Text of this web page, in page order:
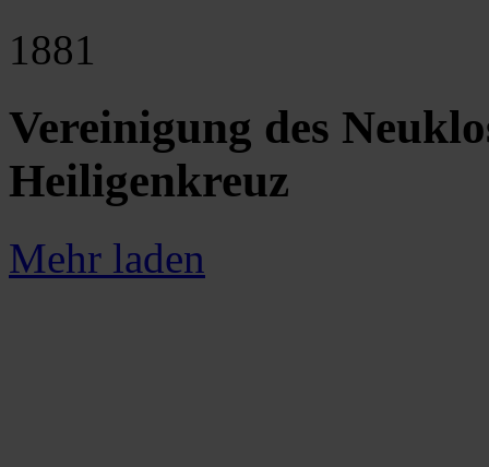
1881
Vereinigung des
Heiligenkreuz
Mehr laden